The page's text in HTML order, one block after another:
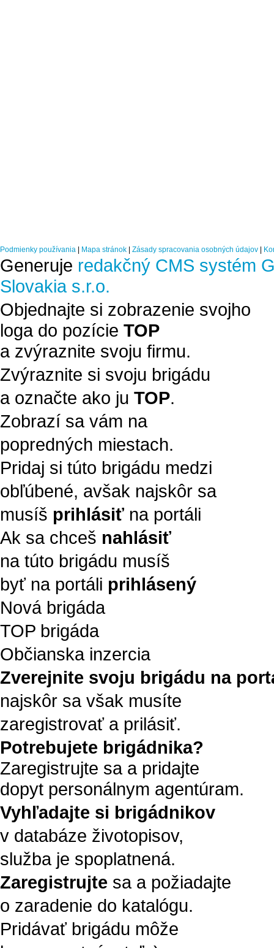
Podmienky používania Mapa stránok Zásady spracovania osobných údajov
Generuje redakčný CMS systém
Slovakia s.r.o.
Objednajte si zobrazenie svojho
loga do pozície TOP
a zvýraznite svoju firmu.
Zvýraznite si svoju brigádu
a označte ako ju TOP.
Zobrazí sa vám na
popredných miestach.
Pridaj si túto brigádu medzi
obľúbené, avšak najskôr sa
musíš prihlásiť na portáli
Ak sa chceš nahlásiť
na túto brigádu musíš
byť na portáli prihlásený
Nová brigáda
TOP brigáda
Občianska inzercia
Zverejnite svoju brigádu na
najskôr sa však musíte
zaregistrovať a prilásiť.
Potrebujete brigádnika?
Zaregistrujte sa a pridajte
dopyt personálnym agentúram.
Vyhľadajte si brigádnikov
v databáze životopisov,
služba je spoplatnená.
Zaregistrujte sa a požiadajte
o zaradenie do katalógu.
Pridávať brigádu môže